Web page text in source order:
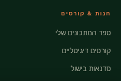
חנות & קורסים
ספר המתכונים שלי
קורסים דיגיטליים
סדנאות בישול